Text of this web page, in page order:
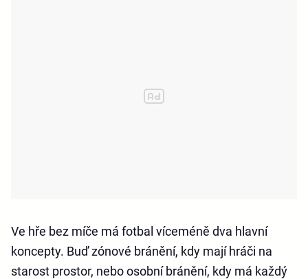
Ve hře bez míče má fotbal víceméně dva hlavní
koncepty. Buď zónové bránění, kdy mají hráči na
starost prostor, nebo osobní bránění, kdy má každý